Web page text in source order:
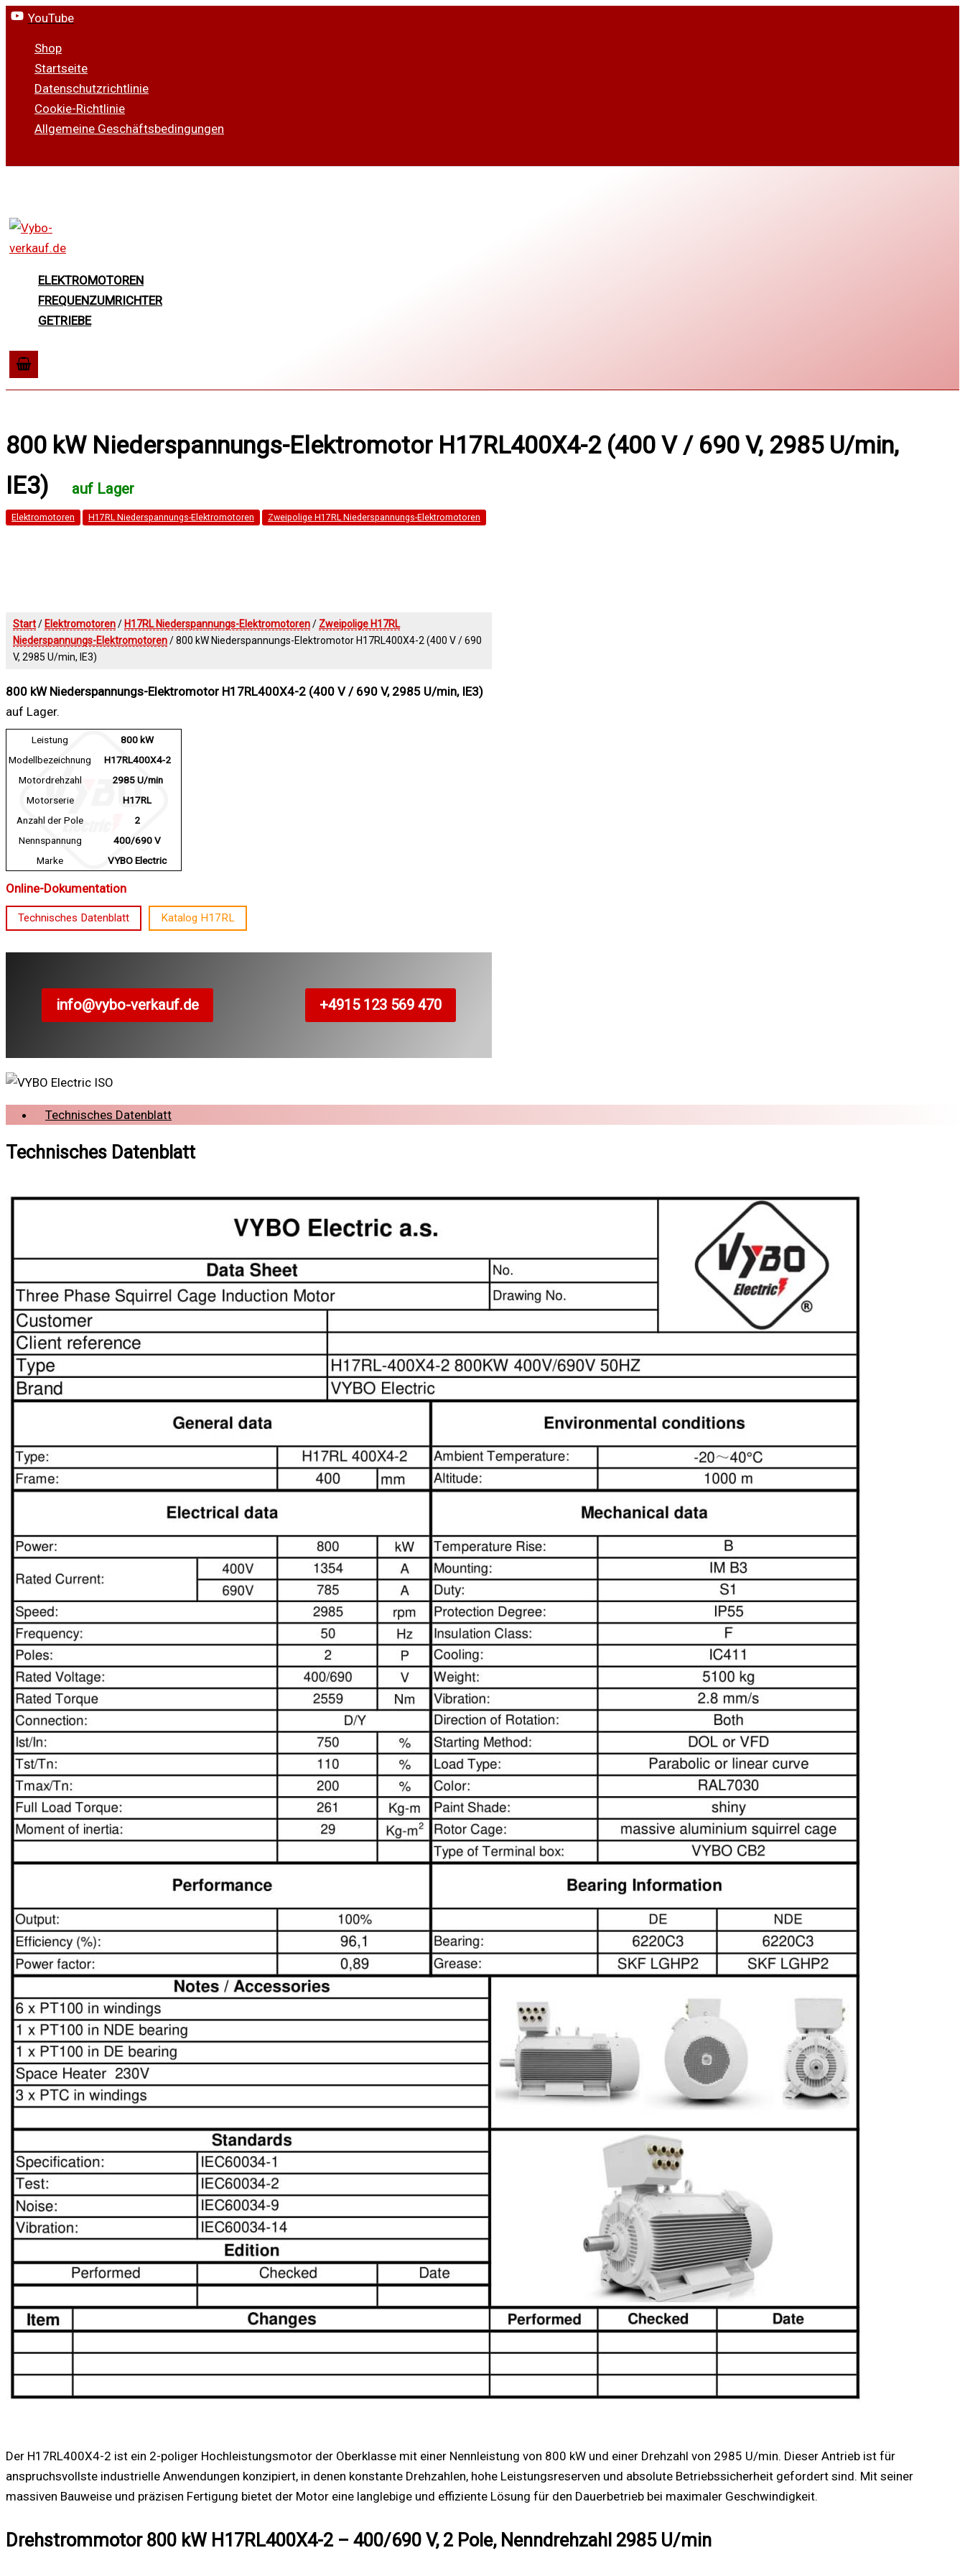
Zum
springen
YouTube
Shop
Startseite
Datenschutzrichtlinie
Cookie-Richtlinie
Allgemeine Geschäftsbedingungen
ELEKTROMOTOREN
FREQUENZUMRICHTER
GETRIEBE
800 kW Niederspannungs-Elektromotor H17RL400X4-2 (400 V / 690 V, 2985 U/min,
IE3)
Elektromotoren H17RL Niederspannungs-Elektromotoren Zweipolige H17RL Niederspannungs-Elektromotoren
Start/ Elektromotoren/ H17RL Niederspannungs-Elektromotoren/ Zweipolige H17RL
Niederspannungs-Elektromotoren/ 800 kW Niederspannungs-Elektromotor H17RL400X4-2 (400 V / 690
V, 2985 U/min, IE3)
800 kW Niederspannungs-Elektromotor H17RL400X4-2 (400 V / 690 V, 2985 U/min, IE3)
auf Lager.
Leistung
800 kW
Modellbezeichnung
H17RL400X4-2
Motordrehzahl
2985 U/min
Motorserie
H17RL
Anzahl der Pole
2
Nennspannung
400/690 V
Marke
VYBO Electric
Online-Dokumentation
Technisches Datenblatt Katalog H17RL
info@vybo-verkauf.de +4915 123 569 470
Technisches Datenblatt
Technisches Datenblatt
Der H17RL400X4-2 ist ein 2-poliger Hochleistungsmotor der Oberklasse mit einer Nennleistung von 800 kW und einer Drehzahl von 2985 U/min. Dieser Antrieb ist für
anspruchsvollste industrielle Anwendungen konzipiert, in denen konstante Drehzahlen, hohe Leistungsreserven und absolute Betriebssicherheit gefordert sind. Mit seiner
massiven Bauweise und präzisen Fertigung bietet der Motor eine langlebige und effiziente Lösung für den Dauerbetrieb bei maximaler Geschwindigkeit.
Drehstrommotor 800 kW H17RL400X4-2 – 400/690 V, 2 Pole, Nenndrehzahl 2985 U/min